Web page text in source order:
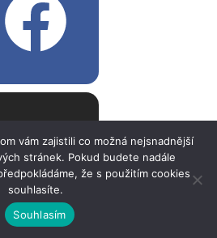
vám zajistili co možná nejsnadnější
stránek. Pokud budete nadále
že s použitím cookies
souhlasíte.
Souhlasím